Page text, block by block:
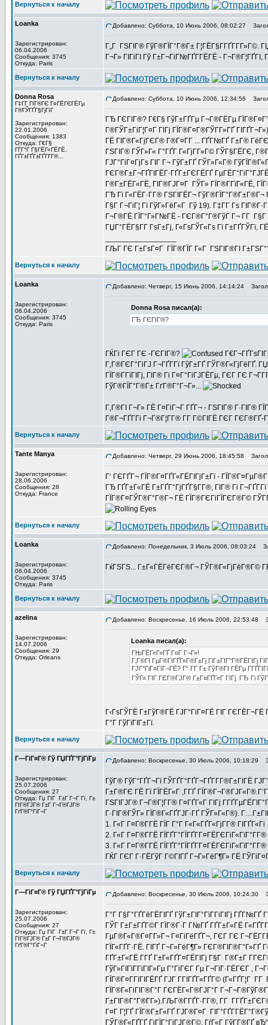
Вернуться к началу
Loanka
Зарегистрирован:
06.04.2006
Сообщения: 3745
Откуда: Paris
Добавлено: Суббота, 10 Июнь 2006, 08:02:27
Г„Г ГЅГІГ® ГўГ®ГЇГ°Г®Г± Г¦ГЁГ§Г­ГҐГ­Г­Г»Г©.
Г¬Г» ГІГіГІ Гў Г±Г¬ГіГ№ГҐГ­ГЁГЁ -
Вернуться к началу
Donna Rosa
Г‡Г­Г ГІГ®ГЄ Г¤ГЁГЄГЁГµ
Г®ГЎГҐГ§ГјГїГ­
Зарегистрирован:
22.01.2006
Сообщения: 1383
Откуда: Г€Г§
ГЃГ°Г Г§ГЁГ«ГЁГЁ,
ГҐГ±ГҐГ±ГҐГ­Г­Г®...
Добавлено: Суббота, 10 Июнь 2006, 12:34:56
ГЂ ГЄГІГ®? Г€Г§ ГўГ±ГҐГµ Г¬Г®ГЁГµ
Г®ГЎГ±ГіГ¦Г¤Г ГІГј ГЇГ®Г¤Г®ГЎГ­Г»ГҐ
ГЁ ГІГ®Г«ГјГЄГ® Г®Г¤Г­Г ... ГҐГ№ГҐ Г±Г®
ГЅГІГ® ГЎГ»Г« Г°ГҐГ Г«ГјГ­Г»Г© ГЎГ§ГЁГЄ,
ГЈГ°ГіГ¤ГјГѕ ГІГ Г¬ ГўГ±ГҐ ГЎГ»Г«Г®
ГЄГ®Г±Г¬ГҐГІГЁГ·ГҐГ±ГЄГЁГҐ
Г®Г±ГЁГ«ГЁ, ГІГ®ГЈГ¤Г ГЎГ» ГЇГ®Г­ГїГ«ГЁ,
ГЂ Гї Г«ГЁГ·Г­Г® ГЅГІГЁГ¬ ГўГ®ГЇГ°Г®Г±Г®Г¬
Г§Г Г¬ГіГ¦ Гї ГўГ»ГёГ«Г Гў 19). Г‡Г­Г Гѕ
Г¬Г®ГЁ ГЇГ°Г»Г№ГЁ - ГЄГ®Г°Г®ГўГ Г¬ Г­Г Г§Г
ГЏГ°ГЁГ§Г­Г ГѕГ±Гј, Г«ГѕГЎГ«Гѕ Гї Г±ГҐГЎГї, ГЁ
ГЉГ ГЄ Г±ГѕГ¤Г ГЇГ®ГЇГ Г«Г ГЅГІГ®ГІ
Вернуться к началу
Loanka
Зарегистрирован:
06.04.2006
Сообщения: 3745
Откуда: Paris
Добавлено: Четверг, 15 Июнь 2006, 14:14:24
Donna Rosa писал(а):
ГЂ ГЄГІГ®?
ГЌГі ГЄГ ГЄ -ГЄГІГ®?
Г‚Г®ГЄГ°ГіГЈ Г¬ГҐГ­Гї ГўГ±ГҐ
ГЇГ®Г­ГїГІГј, ГІГ® Гі Г¤Г°ГіГЈГЁГµ, ГЄГ ГЄ
ГўГ®ГЇГ°Г®Г± ГґГ®Г°Г¬Г»...
Г‚Г®ГІ Г¬Г» ГЁ Г¤ГіГ¬Г ГҐГ¬ - ГЅГІГ® Г·ГІГ®
Г®Г¬ГҐГ­Гі Г¬Г®Г¦Г­Г® Г­Г Г©ГІГЁ ГЄГ
Вернуться к началу
Tante Manya
Зарегистрирован:
28.06.2006
Сообщения: 28
Откуда: France
Добавлено: Четверг, 29 Июнь 2006, 18:45:58
Г‘ ГЄГҐГ¬ ГЇГ®Г¤ГҐГ«ГЁГІГјГ±Гї -
ГЂ ГҐГ±Г«ГЁ Г±ГҐГ°ГјГҐГ§Г­Г®, ГІГ® Гі
ГЇГ®Г¤ГЎГ®Г°Г®Г¬ ГЁ ГЇГ®ГЄГіГЇГЄГ®Г©
Вернуться к началу
Loanka
Зарегистрирован:
06.04.2006
Сообщения: 3745
Откуда: Paris
Добавлено: Понедельник, 3 Июль 2006, 08:03:24
ГќГЅГЅ... Г±Г«ГЁГёГЄГ®Г¬ ГЎГ®Г«ГјГёГ®Г©
Вернуться к началу
azelina
Зарегистрирован:
14.07.2006
Сообщения: 29
Откуда: Orleans
Добавлено: Воскресенье, 16 Июль 2006, 22:53:48
Loanka писал(а):
ГЊГЁГ«Г»ГҐ Г¤Г Г¬Г»!
Г‚Г®ГІ ГµГ®ГІГҐГ«Г®Г±Гј
ГЈГ°ГіГ¤ГїГ¬ГЁ? Г“ Г­Г Г± ГўГ®ГІ ГЁГµ
ГЎГ» ГІГ ГЄГ®ГЈГ® Г±Г¤ГҐГ«Г ГІГј. ГЂ Гі
Г‹ГѕГЎГЁ Г±ГўГ®ГЁ ГЈГ°ГіГ¤ГЁ ГІГ
Г°Г ГўГїГІГ±Гї.
Вернуться к началу
Г—ГіГ¤Г® Гў ГЏГҐГ°ГјГїГµ
Зарегистрирован:
25.07.2006
Сообщения: 27
Откуда: Гџ ГІГ Г±Г Г¬Г Гї, Г±
ГІГ®ГЈГ® Г±Г Г¬Г®ГЈГ®
ГґГ®Г°ГіГ¬Г
Добавлено: Воскресенье, 30 Июль 2006, 10:18:29
ГўГ® ГўГ°ГҐГ¬Гї ГЎГҐГ°ГҐГ¬ГҐГ­Г­Г®Г±ГІГЁ
Г±Г®ГЄ ГЁ Гї ГЇГЁГ«Г ,Г­ГҐ
ГЅГІГЈГ® Г¬Г®Г¦Г­Г® Г¤ГҐГ«Г ГІГј
Г·ГІГ®ГЎГ» ГЇГ®Г«ГҐГЈГ·ГҐ ГЎГ»Г«Г®).
1. Г«Г Г¤Г®Г­ГЁ ГЇГ Г°Г Г«Г«ГҐГ«ГјГ­Г® ГІГҐГ«Гі
2. Г«Г Г¤Г®Г­ГЁ ГЇГҐГ°ГЇГҐГ­Г¤ГЁГЄГіГ«ГїГ°Г­Г®
3. Г«Г Г¤Г®Г­ГЁ ГЇГҐГ°ГЇГҐГ­Г¤ГЁГЄГіГ«ГїГ°Г­Г®
ГЌГ ГЄГ Г·ГЁГўГ Г©ГІГҐ Г¬Г»ГёГ¶Г» ГЁ
Вернуться к началу
Г—ГіГ¤Г® Гў ГЏГҐГ°ГјГїГµ
Зарегистрирован:
25.07.2006
Сообщения: 27
Откуда: Гџ ГІГ Г±Г Г¬Г Гї, Г±
ГІГ®ГЈГ® Г±Г Г¬Г®ГЈГ®
ГґГ®Г°ГіГ¬Г
Добавлено: Воскресенье, 30 Июль 2006, 10:24:30
Г°Г Г§Г°ГҐГёГЁГІГҐ ГўГ±ГІГ°ГїГ­ГіГІГј
ГЎГ Г±Г±ГҐГ©Г­ ГЇГ®Г·Г Г№ГҐ ГҐГ±Г«ГЁ
ГµГ®Г«Г®Г¤Г­Г»Г¬ Г¤ГіГёГҐГ¬, ГЄГ ГЄ
ГЇГ«ГҐГ·ГЁ. ГІГҐ Г¬Г»ГёГ¶Г» ГЄГ®ГІГ®Г°Г»ГҐ
ГҐГ±Г«ГЁ Г­ГҐ Г±Г«ГҐГ¤ГЁГІГј Г§Г Г®Г±Г
ГўГ»ГІГїГ­ГіГІГ»Гµ Г°ГіГЄГ Гµ Г¬ГїГ·ГЁГЄГ ,
ГЇГ®Г¤Г­ГїГІГЁГҐ ГЈГ Г­ГІГҐГ«ГҐГ© (Г«ГҐГ¦Г
ГЇГ®Г«ГіГІГ®Г°Г ГЄГЁГ«Г®ГЈГ°Г
Г±ГІГ®Г°Г®Г­Г»).ГЉГ®Г­ГҐГ·Г­Г®, Г­Г
Г¤Г Г¦ГҐ ГЇГ®Г±Г«ГҐ ГЈГ®Г¤Г
ГЎГ®Г«ГҐГҐ ГіГЇГ°ГіГЈГ®Г©. ГѓГ«Г ГўГ­Г®ГҐ